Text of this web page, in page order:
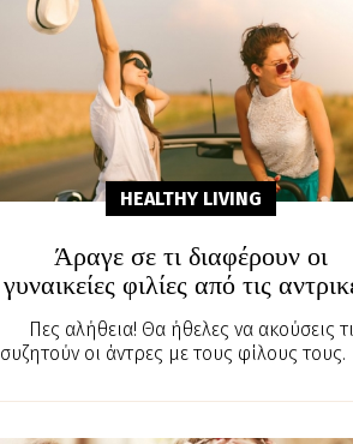
HEALTHY LIVING
Άραγε σε τι διαφέρουν οι
γυναικείες φιλίες από τις
Πες αλήθεια! Θα ήθελες να ακούσεις τι
συζητούν οι άντρες με τους φίλους